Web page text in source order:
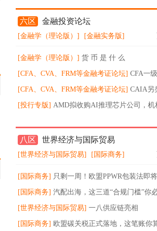
六区 金融投资论坛
[金融学（理论版）] [金融实务版]
[金融学（理论版）] 货 币 是 什 么
[CFA、CVA、FRM等金融考证论坛] CFA一
notes备考效率高 分享经验
[CFA、CVA、FRM等金融考证论坛] CAIA另
资分析师备考过程与如何申请持证
[投行专版] AMD拟收购AI推理芯片公司，机
八区 世界经济与国际贸易
[世界经济与国际贸易] [国际商务]
[国际商务] 只剩一周！欧盟PPWR包装法即
效
[国际商务] 汽配出海，这三道“合规门槛”你
跨过 ！
[世界经济与国际贸易] 一八供应链亮相
KACE2026，以数智化物流赋能品牌出
[国际商务] 欧盟碳关税正式落地，这笔账你